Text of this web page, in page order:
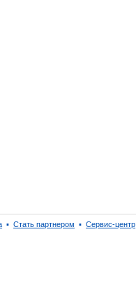
▪ Стать партнером ▪ Сервис-центр